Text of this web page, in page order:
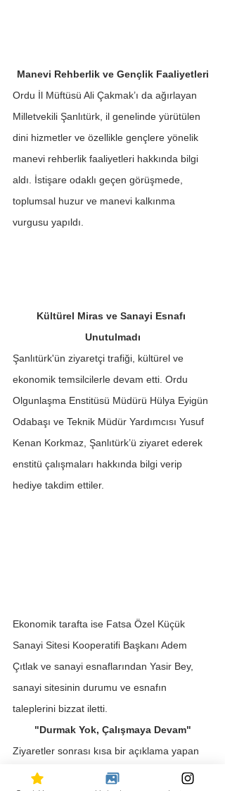
Manevi Rehberlik ve Gençlik Faaliyetleri
Ordu İl Müftüsü Ali Çakmak’ı da ağırlayan
Milletvekili Şanlıtürk, il genelinde yürütülen
dini hizmetler ve özellikle gençlere yönelik
manevi rehberlik faaliyetleri hakkında bilgi
aldı. İstişare odaklı geçen görüşmede,
toplumsal huzur ve manevi kalkınma
vurgusu yapıldı.
Kültürel Miras ve Sanayi Esnafı
Unutulmadı
Şanlıtürk'ün ziyaretçi trafiği, kültürel ve
ekonomik temsilcilerle devam etti. Ordu
Olgunlaşma Enstitüsü Müdürü Hülya Eyigün
Odabaşı ve Teknik Müdür Yardımcısı Yusuf
Kenan Korkmaz, Şanlıtürk’ü ziyaret ederek
enstitü çalışmaları hakkında bilgi verip
hediye takdim ettiler.
Ekonomik tarafta ise Fatsa Özel Küçük
Sanayi Sitesi Kooperatifi Başkanı Adem
Çıtlak ve sanayi esnaflarından Yasir Bey,
sanayi sitesinin durumu ve esnafın
taleplerini bizzat iletti.
"Durmak Yok, Çalışmaya Devam"
Ziyaretler sonrası kısa bir açıklama yapan
Naci Şanlıtürk,
"Eğitimden sanayiye, dini